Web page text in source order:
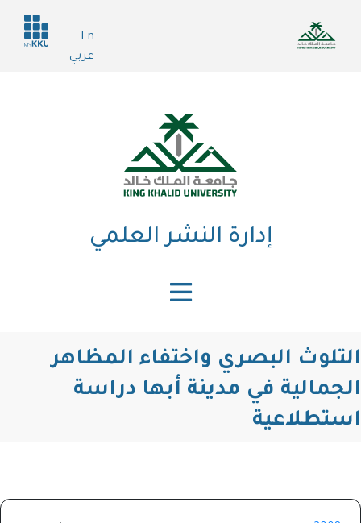
services
إدارة النشر العلمي
البصري واختفاء المظاهر
في مدينة أبها دراسة